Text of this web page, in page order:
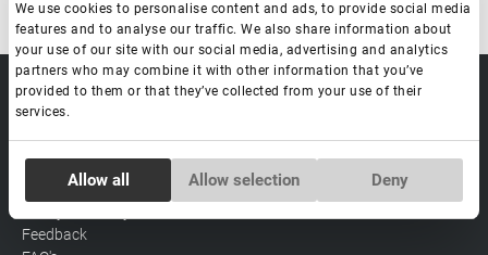
We use cookies to personalise content and ads, to provide social media
features and to analyse our traffic. We also share information about
your use of our site with our social media, advertising and analytics
partners who may combine it with other information that you’ve
provided to them or that they’ve collected from your use of their
services.
Selection
Necessary
Allow all Allow selection Deny
Data processing policy
Payment methods
BLOG
Contacts
Distribution
Feedback
Catalog
sale@lovely-